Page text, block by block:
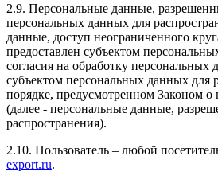
2.9. Персональные данные,
персональных данных для
данные, доступ неограниченного
предоставлен субъектом
согласия на обработку
субъектом персональных данных для
порядке, предусмотренном Законом
(далее - персональные данные,
распространения).
2.10. Пользователь – любой
export.ru.